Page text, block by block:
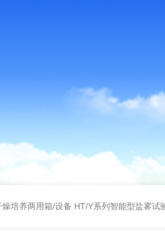
燥培养两用箱/设备 HT/Y系列智能型盐雾试